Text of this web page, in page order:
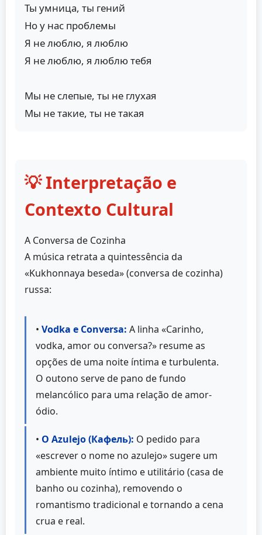
Ты умница, ты гений
Но у нас проблемы
Я не люблю, я люблю
Я не люблю, я люблю тебя
Мы не слепые, ты не глухая
Мы не такие, ты не такая
💡 Interpretação e
Contexto Cultural
A Conversa de Cozinha
A música retrata a quintessência da
«Kukhonnaya beseda» (conversa de cozinha)
russa:
• Vodka e Conversa: A linha «Carinho,
vodka, amor ou conversa?» resume as
opções de uma noite íntima e turbulenta.
O outono serve de pano de fundo
melancólico para uma relação de amor-
ódio.
• O Azulejo (Кафель): O pedido para
«escrever o nome no azulejo» sugere um
ambiente muito íntimo e utilitário (casa de
banho ou cozinha), removendo o
romantismo tradicional e tornando a cena
crua e real.